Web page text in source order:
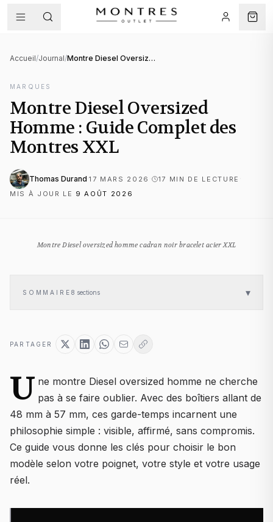
Accueil/Journal/ Montre Diesel Oversized Homme : Guide Complet des Montres XXL
MARQUES
Montre Diesel Oversized
Homme : Guide Complet des
Montres XXL
Thomas Durand 17 MARS 2026 17 MIN DE LECTURE
MIS À JOUR LE 9 AOÛT 2026
Montre Diesel oversized homme cadran noir bracelet acier XXL
SOMMAIRE 8 sections ▾
PARTAGER
U ne montre Diesel oversized homme ne cherche
pas à se faire oublier. Avec des boîtiers allant de
48 mm à 57 mm, ces garde-temps incarnent une
philosophie simple : visible, affirmé, sans compromis.
Ce guide vous donne les clés pour choisir le bon
modèle selon votre poignet, votre style et votre usage
réel.